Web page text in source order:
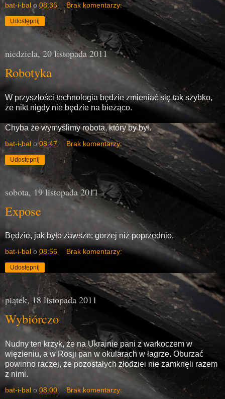
bat-i-bal o 08:36 Brak komentarzy:
Udostępnij
niedziela, 20 listopada 2011
Robotyka
W przyszłości technologia będzie zmieniać się tak szybko,
że nikt nigdy nie będzie na bieżąco.
Chyba że wymyślimy robota, który by był.
bat-i-bal o08:47 Brak komentarzy:
Udostępnij
sobota, 19 listopada 2011
Expose
Będzie, jak było zawsze: gorzej niż poprzednio.
bat-i-bal o 08:56 Brak komentarzy:
Udostępnij
piątek, 18 listopada 2011
Wybiórczo
Nudny ten krzyk, że na Ukrainie pani z warkoczem w
więzieniu, a w Rosji pan w okularach w łagrze. Oburzać
powinno raczej, że pozostałych złodziei nie zamknęli razem
z nimi.
bat-i-bal o 08:00 Brak komentarzy: